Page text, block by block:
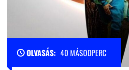
OLVASÁS: 40 MÁSODPERC